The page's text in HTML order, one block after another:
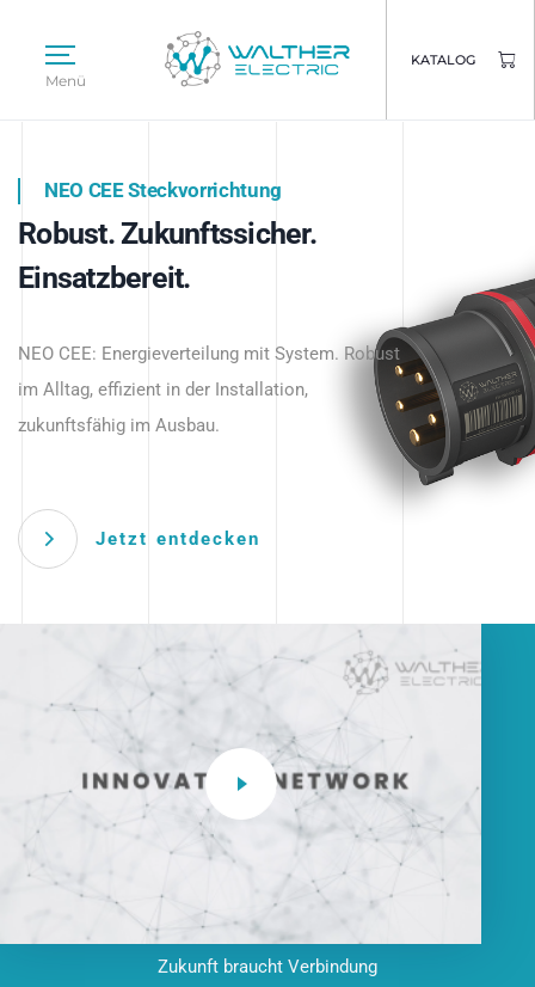
Menü
KATALOG
Intelligente Stromverteilung
beginnt hier.
NEO CEE Steckvorrichtung
Robust. Zukunftssicher.
Einsatzbereit.
NEO CEE: Energieverteilung mit System. Robust
im Alltag, effizient in der Installation,
zukunftsfähig im Ausbau.
Jetzt entdecken
Intelligenz trifft Energie.
Anwendungen – robust, IP-geschützt und
zukunftsfähig.
Zukunft braucht Verbindung